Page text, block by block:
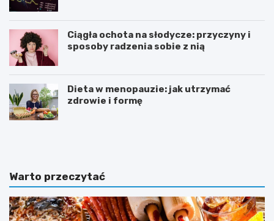
Ciągła ochota na słodycze: przyczyny i
sposoby radzenia sobie z nią
Dieta w menopauzie: jak utrzymać
zdrowie i formę
J
w
i
n
n
Z
e
o
d
ż
Warto przeczytać